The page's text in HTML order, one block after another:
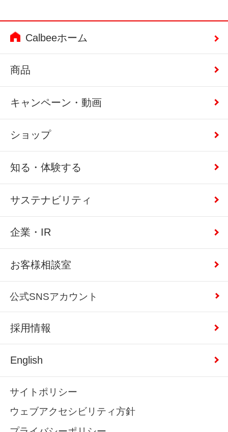
Calbeeホーム
商品
キャンペーン・動画
ショップ
知る・体験する
サステナビリティ
企業・IR
お客様相談室
公式SNSアカウント
採用情報
English
サイトポリシー
ウェブアクセシビリティ方針